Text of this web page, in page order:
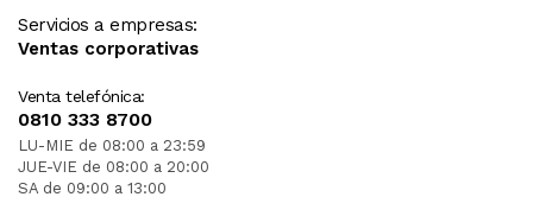
Servicios a empresas:
Ventas corporativas
Venta telefónica:
0810 333 8700
LU-MIE de 08:00 a 23:59
JUE-VIE de 08:00 a 20:00
SA de 09:00 a 13:00